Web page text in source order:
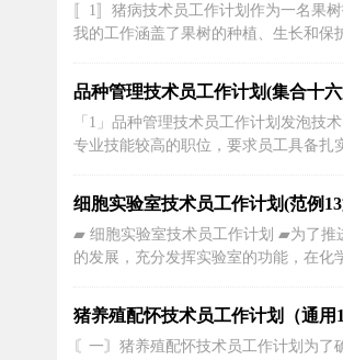
是至关重要的。第一部分：计划概述首
术员需要对果园的整体情况进行调查和
〚1〛猪病技术员工作计划作为一名果树
我的工作涵盖了果树的种植、生长和保
工作计划需要充分考虑果树的生长特点
求，以帮助他们获得更好的果实产量和
制定果树种植计划在每个种植季节开始
根据果树的种类和品种，制定果树种植
品种管理技术员工作计划(集合十
「1」品种管理技术员工作计划发泡技
专业技能较高的职位，要求员工具备扎
能力，提高工作效率，制定详细的工作
必要的。本文将详细介绍发泡技术员的
帮助员工更好地进行工作安排和任务执
术员的工作计划应包括熟悉产品知识和
细胞实验室技术员工作计划(范例
▰ 细胞实验室技术员工作计划 ▰为了推
的发展，充分发挥实验室的功能，在化
好地配合教师教好这一门学科，本实验
下工作：一、开足开齐演示实验，分组
上好实验课尽力安排好实验课，防止冲
猪养殖配怀技术员工作计划（通用
〘一〙猪养殖配怀技术员工作计划为了